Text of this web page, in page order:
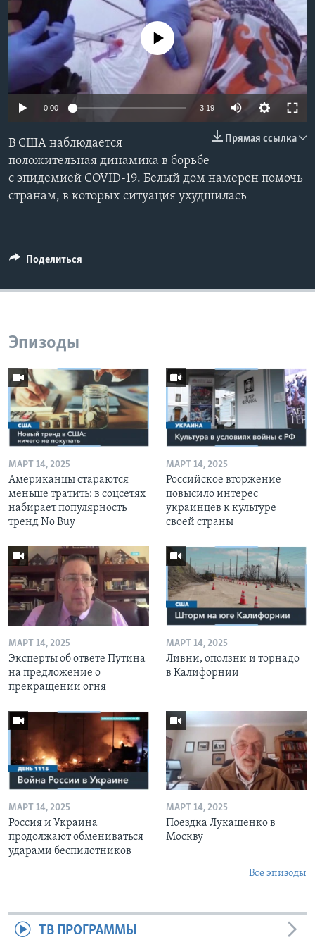
Learning English
СОЦИАЛЬНЫЕ СЕТИ
No media source currently available
0:00 3:19
Прямая ссылка
В США наблюдается
положительная динамика в борьбе
с эпидемией COVID-19. Белый дом намерен помочь
странам, в которых ситуация ухудшилась
Поделиться
Эпизоды
МАРТ 14, 2025
Американцы стараются
меньше тратить: в соцсетях
набирает популярность
тренд No Buy
МАРТ 14, 2025
Российское вторжение
повысило интерес
украинцев к культуре
своей страны
МАРТ 14, 2025
Эксперты об ответе Путина
на предложение о
прекращении огня
МАРТ 14, 2025
Ливни, оползни и торнадо
в Калифорнии
МАРТ 14, 2025
Россия и Украина
продолжают обмениваться
ударами беспилотников
МАРТ 14, 2025
Поездка Лукашенко в
Москву
Все эпизоды
ТВ ПРОГРАММЫ